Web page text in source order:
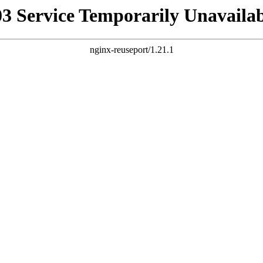
Service Temporarily
nginx-reuseport/1.21.1